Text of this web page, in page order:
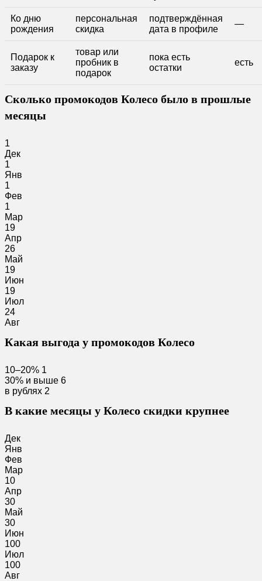
Ко дню
рождения
персональная
скидка
подтверждённая
дата в профиле
—
Подарок к
заказу
товар или
пробник в
подарок
пока есть
остатки
есть
Сколько промокодов Колесо было в прошлые
месяцы
1
Дек
1
Янв
1
Фев
1
Мар
19
Апр
26
Май
19
Июн
19
Июл
24
Авг
Какая выгода у промокодов Колесо
10–20% 1
30% и выше 6
в рублях 2
В какие месяцы у Колесо скидки крупнее
Дек
Янв
Фев
Мар
10
Апр
30
Май
30
Июн
100
Июл
100
Авг